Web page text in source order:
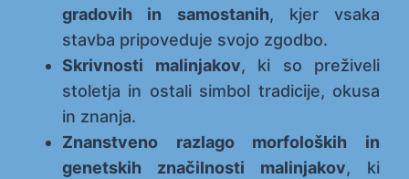
gradovih in samostanih, kjer vsaka
stavba pripoveduje svojo zgodbo.
Skrivnosti malinjakov, ki so preživeli
stoletja in ostali simbol tradicije, okusa
in znanja.
Znanstveno razlago morfoloških in
genetskih značilnosti malinjakov, ki